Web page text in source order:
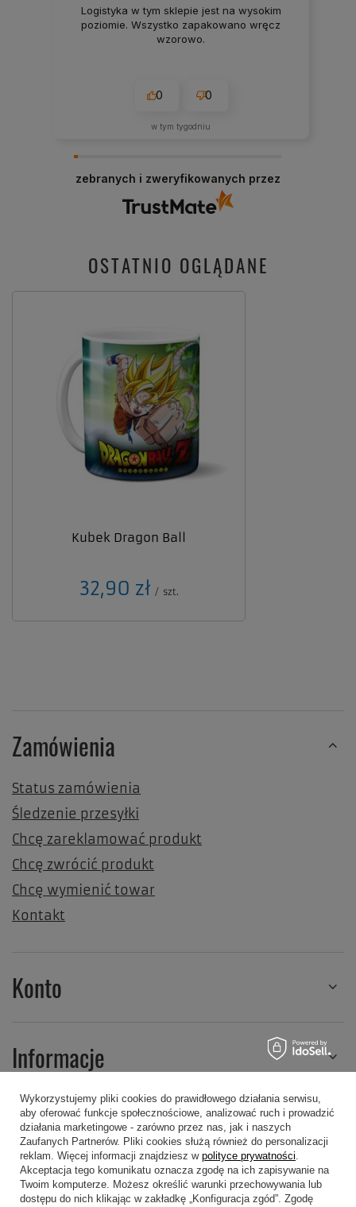
Logistyka w tym sklepie jest na wysokim
poziomie. Wszystko zapakowano wręcz
wzorowo.
0 0
w tym tygodniu
zebranych i zweryfikowanych przez
OSTATNIO OGLĄDANE
Kubek Dragon Ball
32,90 zł / szt.
Zamówienia
Status zamówienia
Śledzenie przesyłki
Chcę zareklamować produkt
Chcę zwrócić produkt
Chcę wymienić towar
Kontakt
Konto
Informacje
Regulaminy
Wykorzystujemy pliki cookies do prawidłowego działania serwisu,
aby oferować funkcje społecznościowe, analizować ruch i prowadzić
działania marketingowe - zarówno przez nas, jak i naszych
Zaufanych Partnerów. Pliki cookies służą również do personalizacji
reklam. Więcej informacji znajdziesz w polityce prywatności.
Akceptacja tego komunikatu oznacza zgodę na ich zapisywanie na
Twoim komputerze. Możesz określić warunki przechowywania lub
dostępu do nich klikając w zakładkę „Konfiguracja zgód”. Zgodę